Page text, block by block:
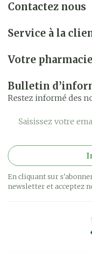
Contactez nous
Service à la
Votre pharmacie
Bulletin
Restez informé des
Adresse mail
En cliquant sur
newsletter et acceptez